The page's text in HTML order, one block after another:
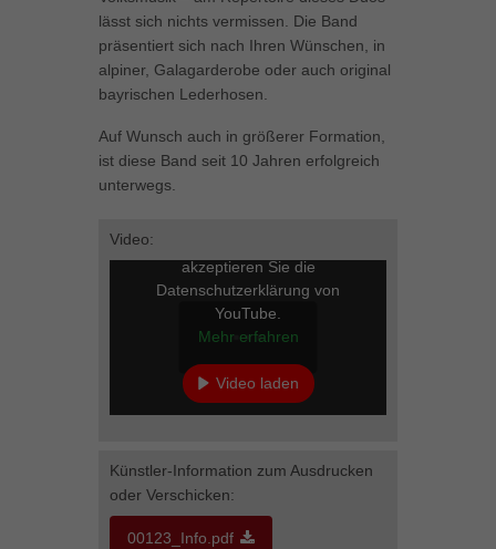
lässt sich nichts vermissen. Die Band
präsentiert sich nach Ihren Wünschen, in
alpiner, Galagarderobe oder auch original
bayrischen Lederhosen.
Auf Wunsch auch in größerer Formation,
ist diese Band seit 10 Jahren erfolgreich
unterwegs.
Video:
akzeptieren Sie die
Datenschutzerklärung von
YouTube.
Mehr erfahren
Video laden
Künstler-Information zum Ausdrucken
oder Verschicken:
00123_Info.pdf
können Ihre Einwilligung zu ganzen Kategorien geben oder sich
weitere Informationen anzeigen lassen und so nur bestimmte
Cookies auswählen.
Zurück
Datenschutzeinstellungen
Essenzielle Cookies ermöglichen grundlegende Funktionen und sind für
Cookie-Informationen anzeigen
Marketing-Cookies werden von Drittanbietern oder Publishern verwendet,
um personalisierte Werbung anzuzeigen. Sie tun dies, indem sie
Besucher über Websites hinweg verfolgen.
Externe Medien (5)
Inhalte von Videoplattformen und Social-Media-Plattformen werden
standardmäßig blockiert. Wenn Cookies von externen Medien akzeptiert